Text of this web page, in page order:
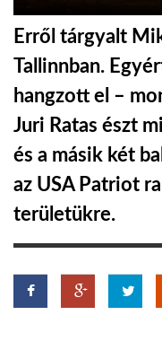
GLOBOTV BP
HÍR3D
TROPICALMAGAZIN
Erről tárgyalt
Tallinnban.
hangzott el –
Juri Ratas észt
és a másik két
az USA Patriot
területükre.